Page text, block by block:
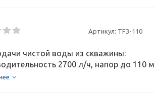
Артикул: TF3-110
чистой воды из скважины:
2700 л/ч, напор до 110